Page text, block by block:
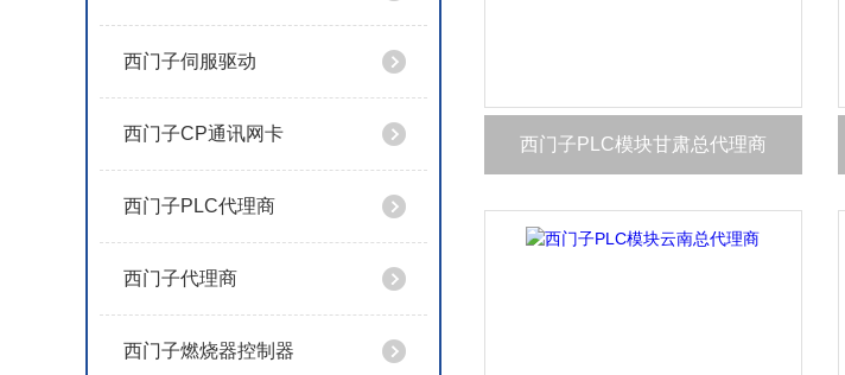
西门子伺服驱动
西门子CP通讯网卡
西门子PLC代理商
西门子代理商
西门子燃烧器控制器
西门子PLC模块甘肃总代理商